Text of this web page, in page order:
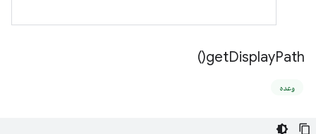
getDisplayPath(
)
وعده